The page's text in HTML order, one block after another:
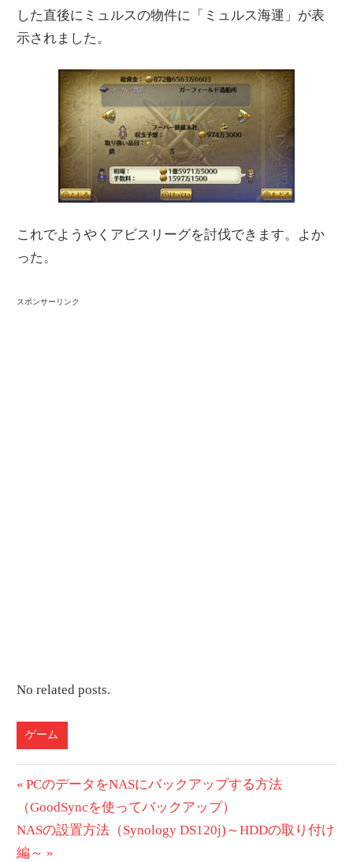
した直後にミュルスの物件に「ミュルス海運」が表
示されました。
これでようやくアビスリーグを討伐できます。よか
った。
スポンサーリンク
No related posts.
ゲーム
投
稿
ナ
前
の
投
稿:
PCのデータをNASにバックアップする方法
（GoodSyncを使ってバックアップ）
次
の
NASの設置方法（Synology DS120j)～HDDの取り付け
編～